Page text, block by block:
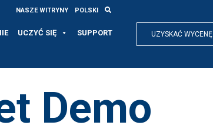
NASZE WITRYNY POLSKI
UCZYĆ SIĘ SUPPORT UZYSKAĆ WYCENĘ
Demo